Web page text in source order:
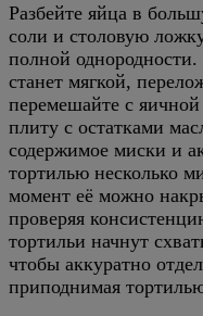
Разбейте яйца в
соли и столовую
полной
станет мягкой,
перемешайте с
плиту с остатками
содержимое миски и
тортилью несколько
момент её можно
проверяя
тортильи начнут
чтобы аккуратно
приподнимая